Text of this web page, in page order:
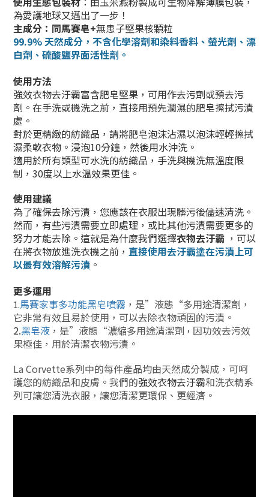
為愛護地球又邁出了一步！
主成分：同馬賽皂+無患子堅果核顆粒
99.9% 天然成分，不含化學溶劑和染料香料 、螢光劑 、漂
白劑 、 硫酸鹽界面活性劑。
使用方法
強效衣物去汙霸富含肥皂堅果，可用作去污劑或預去污
劑。在手洗或機洗之前，直接用預先潤濕的肥皂擦拭污漬
處。
對於更精緻的紡織品，請將肥皂泡沫沾濕以泡沫輕輕擦拭
濕柔軟衣物。浸泡10分鐘，然後用水沖洗。
適用於所有類型可水洗的紡織品，手洗與機洗無溫度限
制，30度以上水溫效果更佳。
使用建議
為了確保去除污漬，您應該在衣服出現髒污後儘速清洗。
然而，有些污漬需要立即處理，或比其他污漬需要更多的
努力才能去除。這就是為什麼我們選擇衣物去汙霸 ，可以
在將衣物放進洗衣機之前， 直接使用去汙霸塗在污漬上可
以最有效溶解污漬 。
更多運用
1.馬賽家事多功能黑皂噴霧 ，是”液態“多用途清潔劑，
它非常有效且易於使用，可以去除衣物頑固的污漬。
2.黑皂液 ，是”液態“濃縮多用途清潔劑 ， 因功效去污效
果極佳，用於清潔衣物污漬 。
La Corvette系列中的每件產品均由天然成分製成，可呵
護您的紡織品和皮膚。我們的強效衣物去汙霸和洗衣精系
列可讓您清洗衣服，讓您清潔更環保、更經濟。